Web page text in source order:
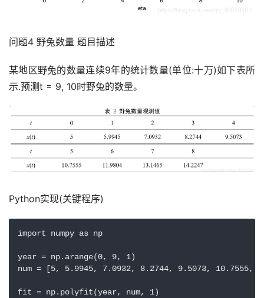
问题4 野兔数量 题目描述
某地区野兔的数量连续9年的统计数量(单位:十万)如下表所
示.预测t = 9, 10时野兔的数量。
Python实现(关键程序)
import numpy as np
year = np.arange(0, 9, 1)
num = [5, 5.9945, 7.0932, 8.2744, 9.5073, 10.7555,
fit = np.polyfit(year, num, 1)